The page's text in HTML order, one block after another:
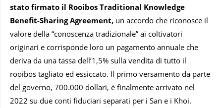
stato firmato il Rooibos Traditional Knowledge
Benefit-Sharing Agreement, un accordo che riconosce il
valore della “conoscenza tradizionale” ai coltivatori
originari e corrisponde loro un pagamento annuale che
deriva da una tassa dell’1,5% sulla vendita di tutto il
rooibos tagliato ed essiccato. Il primo versamento da parte
del governo, 700.000 dollari, è finalmente arrivato nel
2022 su due conti fiduciari separati per i San e i Khoi.